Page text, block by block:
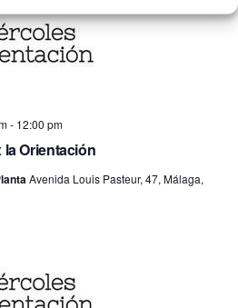
la Orientación
- 12:00 pm
Avenida Louis Pasteur, 47, Málaga,